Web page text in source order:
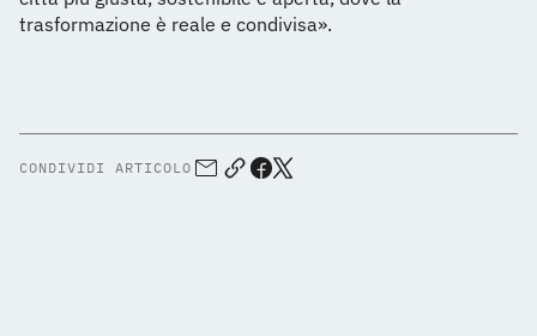
trasformazione è reale e condivisa».
CONDIVIDI ARTICOLO